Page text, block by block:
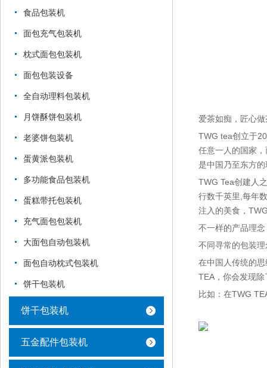
食品包装机
面包充气包装机
枕式面包包装机
面包包装设备
全自动理料包装机
月饼酥饼包装机
老婆饼包装机
蛋黄派包装机
多功能食品包装机
蛋糕带托包装机
充气面包包装机
大面包自动包装机
面包自动枕式包装机
饼干包装机
饼干包装机
五金配件包装机
爱茶如痴，匠心做
TWG tea创立于
任意一人的国家
是中国乃至东方
TWG Tea创建人
行数千英里,每年
注入的美食，
不一样的产品理念
不同寻常的包装理
在中国人传统的
TEA，你会发现
比如：在TWG